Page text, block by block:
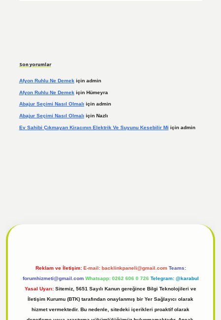
Son yorumlar
Afyon Ruhlu Ne Demek için admin
Afyon Ruhlu Ne Demek için Hümeyra
Abajur Seçimi Nasıl Olmalı için admin
Abajur Seçimi Nasıl Olmalı için Nazlı
Ev Sahibi Çıkmayan Kiracının Elektrik Ve Suyunu Kesebilir Mi için admin
Reklam ve İletişim: E-mail: backlinkpaneli@gmail.com Teams:
forumhizmeti@gmail.com Whatsapp: 0262 606 0 726 Telegram: @karabul
Yasal Uyarı: Sitemiz, 5651 Sayılı Kanun gereğince Bilgi Teknolojileri ve
İletişim Kurumu (BTK) tarafından onaylanmış bir Yer Sağlayıcı olarak
hizmet vermektedir. Bu nedenle, sitedeki içerikleri proaktif olarak